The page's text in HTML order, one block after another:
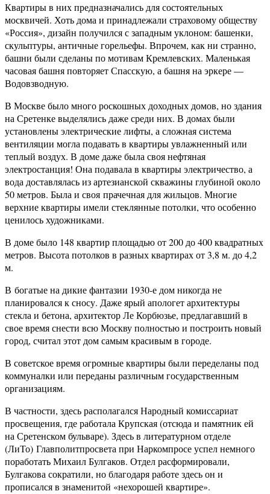
Квартиры в них предназначались для состоятельных
москвичей. Хоть дома и принадлежали страховому обществу
«Россия», дизайн получился с западным уклоном: башенки,
скульптуры, античные горельефы. Впрочем, как ни странно,
башни были сделаны по мотивам Кремлевских. Маленькая
часовая башня повторяет Спасскую, а башня на эркере —
Водовзводную.
В Москве было много роскошных доходных домов, но здания
на Сретенке выделялись даже среди них. В домах были
установлены электрические лифты, а сложная система
вентиляции могла подавать в квартиры увлажненный или
теплый воздух. В доме даже была своя нефтяная
электростанция! Она подавала в квартиры электричество, а
вода доставлялась из артезианской скважины глубиной около
50 метров. Была и своя прачечная для жильцов. Многие
верхние квартиры имели стеклянные потолки, что особенно
ценилось художниками.
В доме было 148 квартир площадью от 200 до 400 квадратных
метров. Высота потолков в разных квартирах от 3,8 м. до 4,2
м.
В богатые на дикие фантазии 1930-е дом никогда не
планировался к сносу. Даже ярый апологет архитектуры
стекла и бетона, архитектор Ле Корбюзье, предлагавший в
свое время снести всю Москву полностью и построить новый
город, считал этот дом самым красивым в городе.
В советское время огромные квартиры были переделаны под
коммуналки или переданы различным государственным
организациям.
В частности, здесь располагался Народный комиссариат
просвещения, где работала Крупская (отсюда и памятник ей
на Сретенском бульваре). Здесь в литературном отделе
(ЛиТо) Главполитпросвета при Наркомпросе успел немного
поработать Михаил Булгаков. Отдел расформировали,
Булгакова сократили, но благодаря работе здесь он и
прописался в знаменитой «нехорошей квартире».